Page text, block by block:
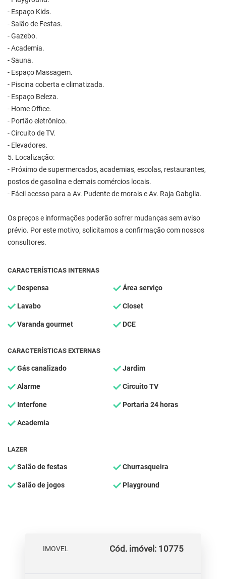
- Espaço Kids.
- Salão de Festas.
- Gazebo.
- Academia.
- Sauna.
- Espaço Massagem.
- Piscina coberta e climatizada.
- Espaço Beleza.
- Home Office.
- Portão eletrônico.
- Circuito de TV.
- Elevadores.
5. Localização:
- Próximo de supermercados, academias, escolas, restaurantes,
postos de gasolina e demais comércios locais.
- Fácil acesso para a Av. Pudente de morais e Av. Raja Gabglia.
Os preços e informações poderão sofrer mudanças sem aviso
prévio. Por este motivo, solicitamos a confirmação com nossos
consultores.
CARACTERÍSTICAS INTERNAS
Despensa Área serviço
Lavabo Closet
Varanda gourmet DCE
CARACTERÍSTICAS EXTERNAS
Gás canalizado Jardim
Alarme Circuito TV
Interfone Portaria 24 horas
Academia
LAZER
Salão de festas Churrasqueira
Salão de jogos Playground
IMOVEL Cód. imóvel: 10775